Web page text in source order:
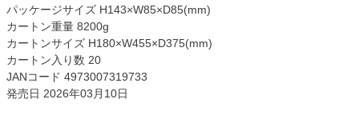
パッケージサイズ H143×W85×D85(mm)
カートン重量 8200g
カートンサイズ H180×W455×D375(mm)
カートン入り数 20
JANコード 4973007319733
発売日 2026年03月10日